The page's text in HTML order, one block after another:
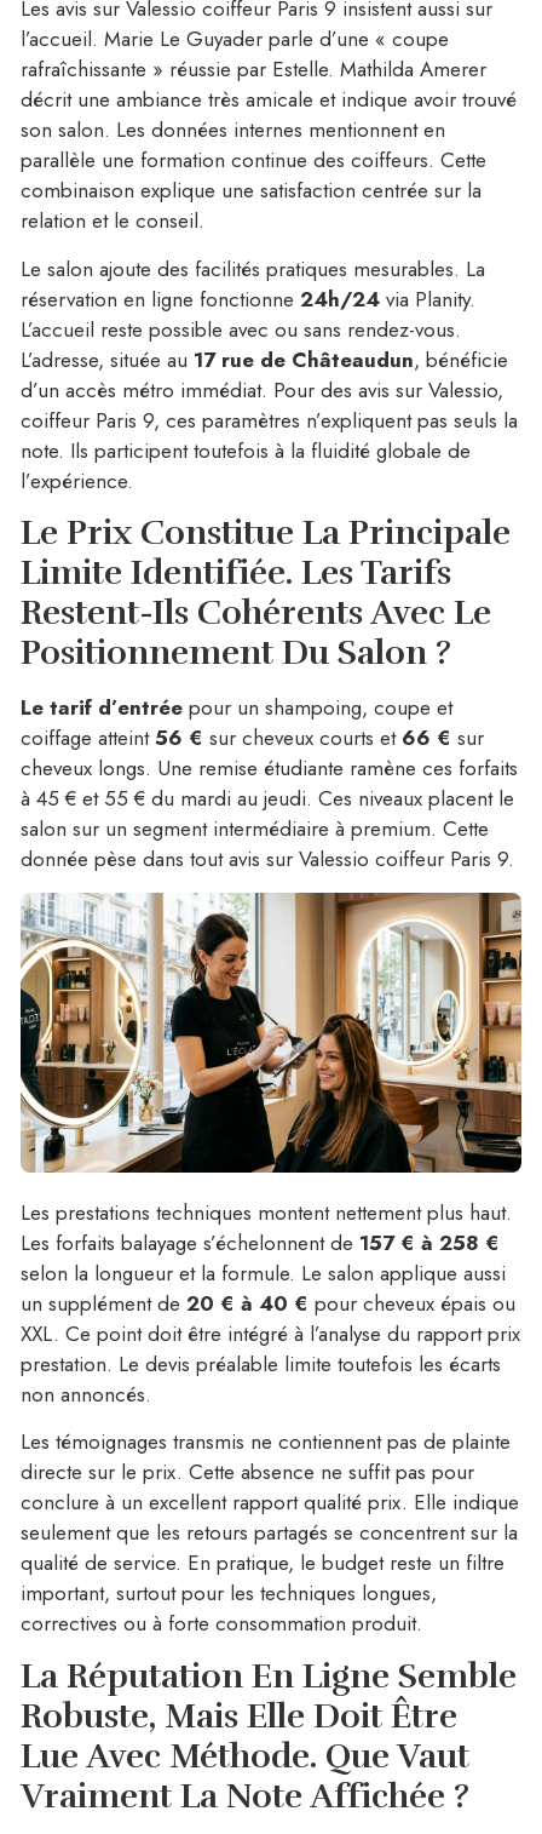
Les avis sur Valessio coiffeur Paris 9 insistent aussi sur
l’accueil. Marie Le Guyader parle d’une « coupe
rafraîchissante » réussie par Estelle. Mathilda Amerer
décrit une ambiance très amicale et indique avoir trouvé
son salon. Les données internes mentionnent en
parallèle une formation continue des coiffeurs. Cette
combinaison explique une satisfaction centrée sur la
relation et le conseil.
Le salon ajoute des facilités pratiques mesurables. La
réservation en ligne fonctionne 24h/24 via Planity.
L’accueil reste possible avec ou sans rendez-vous.
L’adresse, située au 17 rue de Châteaudun, bénéficie
d’un accès métro immédiat. Pour des avis sur Valessio,
coiffeur Paris 9, ces paramètres n’expliquent pas seuls la
note. Ils participent toutefois à la fluidité globale de
l’expérience.
Le Prix Constitue La Principale
Limite Identifiée. Les Tarifs
Restent-Ils Cohérents Avec Le
Positionnement Du Salon ?
Le tarif d’entrée pour un shampoing, coupe et
coiffage atteint56 € sur cheveux courts et 66 € sur
cheveux longs. Une remise étudiante ramène ces forfaits
à 45 € et 55 € du mardi au jeudi. Ces niveaux placent le
salon sur un segment intermédiaire à premium. Cette
donnée pèse dans tout avis sur Valessio coiffeur Paris 9.
Les prestations techniques montent nettement plus haut.
Les forfaits balayage s’échelonnent de 157 € à 258 €
selon la longueur et la formule. Le salon applique aussi
un supplément de 20 € à 40 € pour cheveux épais ou
XXL. Ce point doit être intégré à l’analyse du rapport prix
prestation. Le devis préalable limite toutefois les écarts
non annoncés.
Les témoignages transmis ne contiennent pas de plainte
directe sur le prix. Cette absence ne suffit pas pour
conclure à un excellent rapport qualité prix. Elle indique
seulement que les retours partagés se concentrent sur la
qualité de service. En pratique, le budget reste un filtre
important, surtout pour les techniques longues,
correctives ou à forte consommation produit.
La Réputation En Ligne Semble
Robuste, Mais Elle Doit Être
Lue Avec Méthode. Que Vaut
Vraiment La Note Affichée ?